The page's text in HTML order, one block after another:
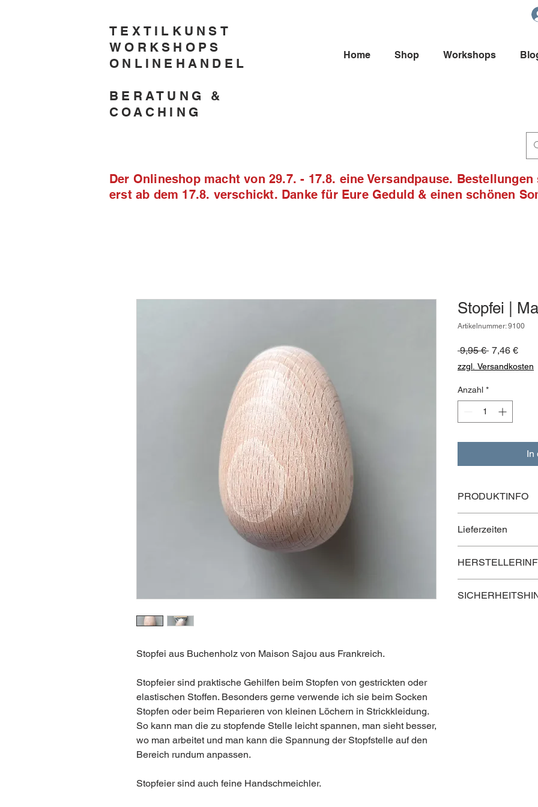
TEXTILKUNST
WORKSHOPS
ONLINEHANDEL
BERATUNG &
COACHING
Home Shop Workshops
Der Onlineshop macht von 29.7. - 17.8. eine Versandpause.
erst ab dem 17.8. verschickt. Danke für Eure Geduld & einen schönen
Stopfei aus Buchenholz von Maison Sajou aus Frankreich.
Stopfeier sind praktische Gehilfen beim Stopfen von gestrickten oder
elastischen Stoffen. Besonders gerne verwende ich sie beim Socken
Stopfen oder beim Reparieren von kleinen Löchern in Strickkleidung.
So kann man die zu stopfende Stelle leicht spannen, man sieht besser,
wo man arbeitet und man kann die Spannung der Stopfstelle auf den
Bereich rundum anpassen.
Stopfeier sind auch feine Handschmeichler.
Stopfei |
Artikelnummer: 9100
9,95 € 7,46 €Sale-
zzgl. Versandkosten
Anzahl *
In
PRODUKTINFO
Lieferzeiten
Lieferzeit nach
Lieferzeit in die